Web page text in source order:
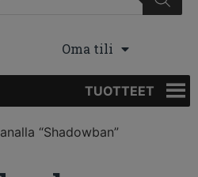
Oma tili
TUOTTEET
“Shadowban”